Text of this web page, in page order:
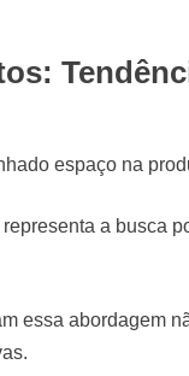
espaço na
a busca
essa abordagem